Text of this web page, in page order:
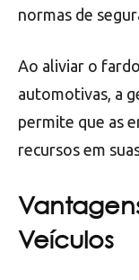
normas de
Ao aliviar o
automotivas, a
permite que as
recursos em
Veículos